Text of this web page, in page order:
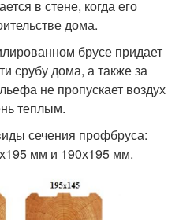
в стене, когда его
дома.
брусе придает
срубу дома, а также за
не пропускает воздух
теплым.
сечения профбруса:
мм и 190х195 мм.